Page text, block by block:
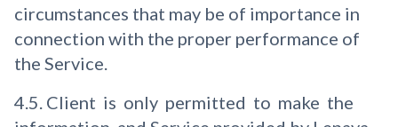
circumstances that may be of importance in
connection with the proper performance of
the Service.
4.5. Client is only permitted to make the